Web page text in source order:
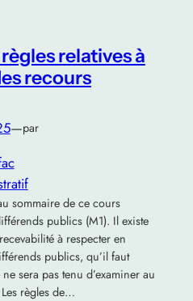
relatives à
recours
—par
sommaire de ce cours
publics (M1). Il existe
à respecter en
publics, qu’il faut
sera pas tenu d’examiner au
règles de…